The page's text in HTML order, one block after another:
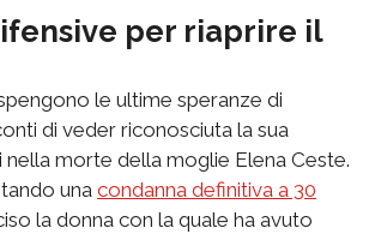
per riaprire il
le ultime speranze di
di veder riconosciuta la sua
morte della moglie Elena Ceste.
una condanna definitiva a 30
la donna con la quale ha avuto